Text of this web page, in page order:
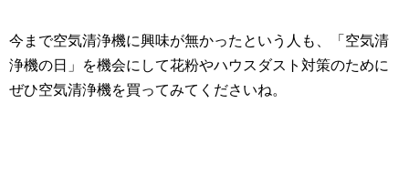
今まで空気清浄機に興味が無かったという人も、「空気清
浄機の日」を機会にして花粉やハウスダスト対策のために
ぜひ空気清浄機を買ってみてくださいね。